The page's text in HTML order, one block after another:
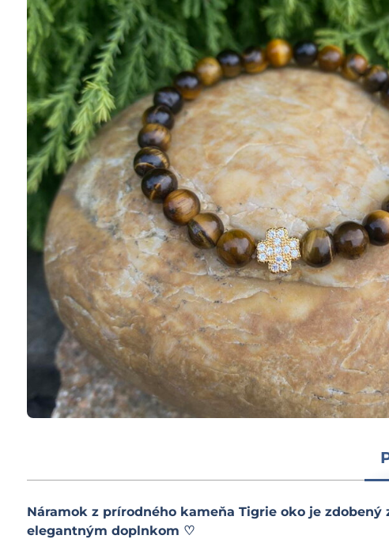
Náramok z prírodného kameňa Tigrie oko je
elegantným doplnkom ♡